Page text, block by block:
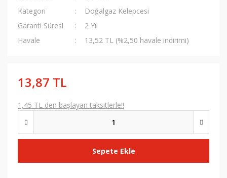
Kategori
Doğalgaz Kelepcesi
Garanti Süresi
2 Yıl
Havale
13,52 TL (%2,50 havale indirimi)
13,87 TL
1,45 TL den başlayan taksitlerle!!
Sepete Ekle